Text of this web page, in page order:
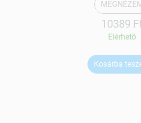
10389
Elérhetõ
Kosárba